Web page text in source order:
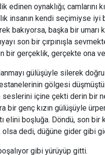
edinen oynaklığı; camlarını
insanın kendi seçimiyse iyi
bakıyorsa, başka bir umarı
son bir çırpınışla
bir gerçeklik, gerçekte ona
gülüşüyle silerek
gölgesi
içine çekti derin bir
bir genç kızın gülüşüyle
elini boşluğa. Döndü, son bir
olsa dedi, düğüne gider gibi
gibi yürüyüp gitti.